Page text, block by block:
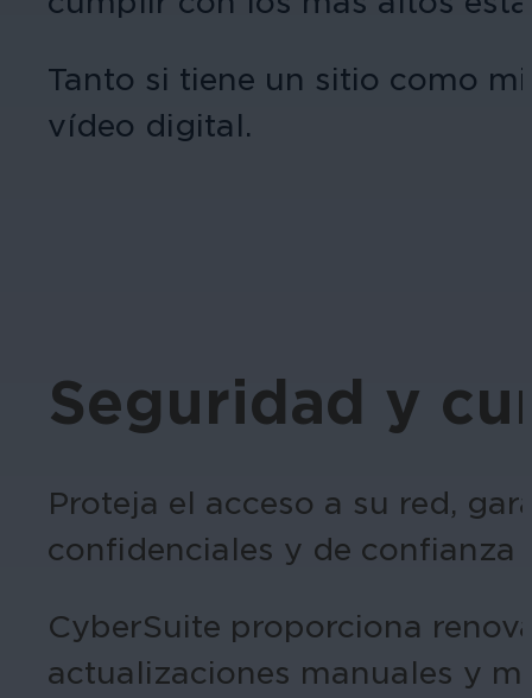
Tanto si tiene un sitio como
vídeo digital.
Seguridad y
Proteja el acceso a su red,
confidenciales y de
CyberSuite proporciona
actualizaciones manuales y